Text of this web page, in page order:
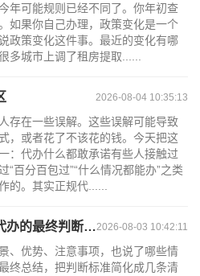
年可能规则已经不同了。你年初查
如果你自己办理，政策变化是一个
政策变化这件事。最近的变化有哪
多城市上调了租房提取......
2026-08-04 10:35:13
存在一些误解。这些误解可能导致
，或者花了不该花的钱。今天把这
：代办什么都敢承诺有些人接触过
百分百包过”“什么情况都能办”之类
的。其实正规代......
2026-08-03 10:42:11
最终判断标准
、优势、注意事项，也说了哪些情
终总结，把判断标准简化成几条清